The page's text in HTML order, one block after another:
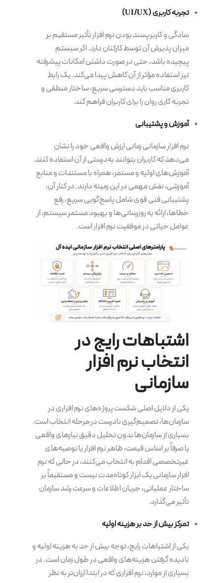
تجربه کاربری(UI/UX)
سادگی و کاربرپسند بودن نرم افزار تأثیر مستقیم بر
میزان پذیرش آن توسط کارکنان دارد. اگر سیستم
پیچیده باشد، حتی در صورت داشتن امکانات پیشرفته
نیز استفاده مؤثر از آن کاهش پیدا می‌کند. یک رابط
کاربری مناسب باید دسترسی سریع، ساختار منطقی و
تجربه کاری روان را برای کاربران فراهم کند.
آموزش و پشتیبانی
نرم افزار سازمانی زمانی ارزش واقعی خود را نشان
می‌دهد که کاربران بتوانند به‌درستی از آن استفاده کنند.
آموزش‌های اولیه و مستمر، همراه با مستندات و منابع
آموزشی، نقش مهمی در این زمینه دارند. در کنار آن،
پشتیبانی فنی قوی شامل پاسخ‌گویی سریع، رفع
خطاها، ارائه به روزرسانی‌ها و بهبود مستمر سیستم، از
عوامل حیاتی در موفقیت نرم افزار است.
اشتباهات رایج در
انتخاب نرم افزار
سازمانی
یکی از دلایل اصلی شکست پروژه‌های نرم افزاری در
سازمان‌ها، تصمیم‌گیری نادرست در مرحله انتخاب است.
بسیاری از سازمان‌ها بدون تحلیل دقیق نیازهای واقعی
یا صرفاً بر اساس قیمت، ظاهر نرم افزار یا توصیه‌های
غیرتخصصی اقدام به انتخاب می‌کنند، در حالی که نرم
افزار سازمانی یک ابزار کوتاه‌مدت نیست و مستقیماً بر
ساختار عملیاتی، جریان اطلاعات و سرعت رشد سازمان
تأثیر می‌گذارد.
تمرکز بیش از حد بر هزینه اولیه
یکی از اشتباهات رایج، توجه بیش از حد به هزینه اولیه و
نادیده گرفتن هزینه‌های واقعی در طول زمان است. در
بسیاری از موارد، نرم افزاری که در ابتدا ارزان‌تر به نظر